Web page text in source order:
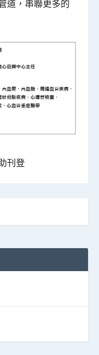
道，串聯更多的
刊登